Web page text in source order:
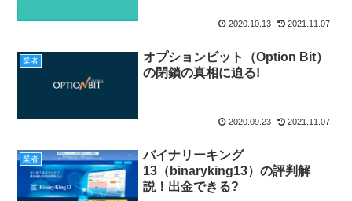
2020.10.13 2021.11.07
業者
オプションビット（Option Bit）
の閉鎖の真相に迫る!
2020.09.23 2021.11.07
業者
バイナリーキング
13（binaryking13）の評判解
説！出金できる?